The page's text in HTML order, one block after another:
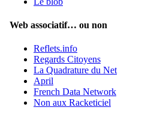
Web associatif… ou non
Reflets.info
Regards Citoyens
La Quadrature du Net
April
French Data Network
Non aux Racketiciel